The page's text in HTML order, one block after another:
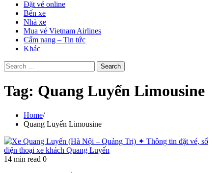
Đặt vé online
Bến xe
Nhà xe
Mua vé Vietnam Airlines
Cẩm nang – Tin tức
Khác
Search
for:
Tag: Quang Luyến Limousine
Home
Quang Luyến Limousine
14 min read 0